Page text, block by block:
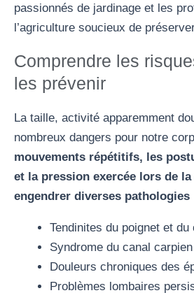
passionnés de jardinage et les
l’agriculture soucieux de
Comprendre les
les prévenir
La taille, activité apparemment
nombreux dangers pour notre
mouvements répétitifs, les
et la pression exercée lors de
engendrer diverses pathologies
Tendinites du poignet et du
Syndrome du canal carpien
Douleurs chroniques des
Problèmes lombaires